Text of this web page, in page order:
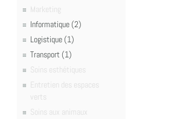
Marketing
Informatique (2)
Logistique (1)
Transport (1)
Soins esthétiques
Entretien des espaces
verts
Soins aux animaux